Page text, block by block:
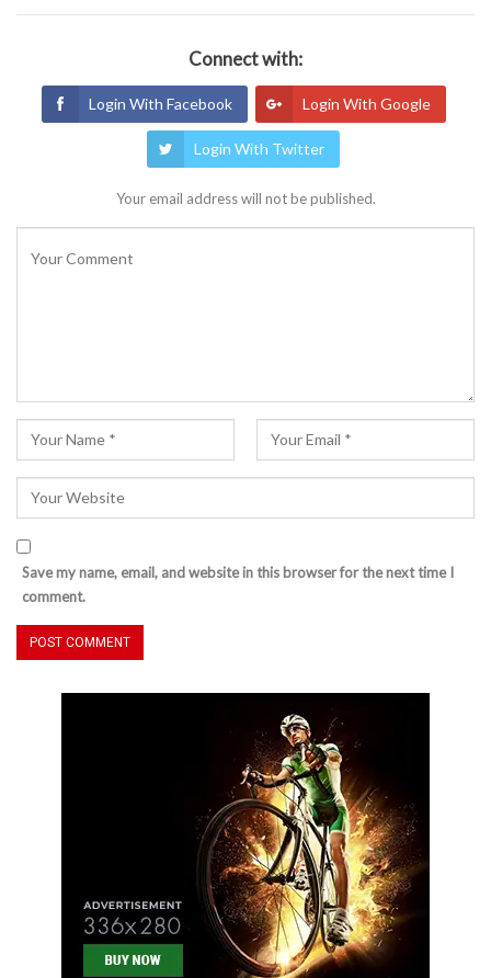
Connect with:
Login With Facebook Login With Google
Login With Twitter
Your email address will not be published.
Save my name, email, and website in this browser for the next time I
comment.